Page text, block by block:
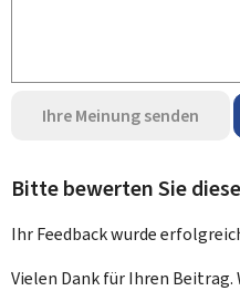
Ihre Meinung senden
Bitte bewerten Sie
Ihr Feedback wurde
Vielen Dank für Ihren